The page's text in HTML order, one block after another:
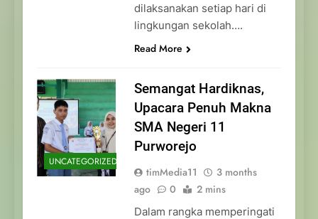
dilaksanakan setiap hari di
lingkungan sekolah….
Read More
UNCATEGORIZED
Semangat Hardiknas,
Upacara Penuh Makna
SMA Negeri 11
Purworejo
timMedia11
3 months
ago
0 2 mins
Dalam rangka memperingati